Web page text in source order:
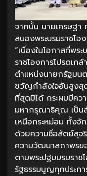
จากนั้น นายเศรษฐ
สนองพระบรมราชโอ
“เนื่องในโอกาสที่พร
ราชโองการโปรดเก
ตำแหน่งนายกรัฐมน
ขวัญกำลังใจอันสูงสุ
ที่สุดมิได้ กระผมมีคว
มหากรุณาธิคุณ เป็นล้
เหนือกระหม่อม ทั้ง
ด้วยความซื่อสัตย์สุจ
ความวัฒนาสถาพรข
ตามพระปฐมบรมรา
รัฐธรรมนูญทุกประกา